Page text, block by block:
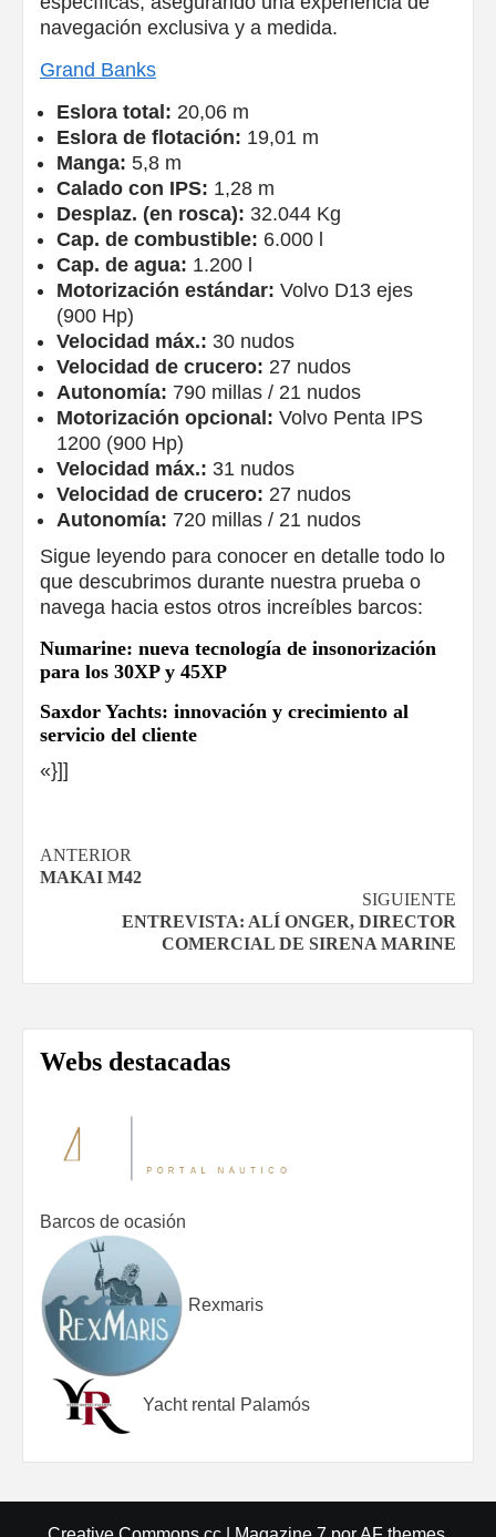
navegación exclusiva y a medida.
Grand Banks
Eslora total: 20,06 m
Eslora de flotación: 19,01 m
Manga: 5,8 m
Calado con IPS: 1,28 m
Desplaz. (en rosca): 32.044 Kg
Cap. de combustible: 6.000 l
Cap. de agua: 1.200 l
Motorización estándar: Volvo D13 ejes
(900 Hp)
Velocidad máx.: 30 nudos
Velocidad de crucero: 27 nudos
Autonomía: 790 millas / 21 nudos
Motorización opcional: Volvo Penta IPS
1200 (900 Hp)
Velocidad máx.: 31 nudos
Velocidad de crucero: 27 nudos
Autonomía: 720 millas / 21 nudos
Sigue leyendo para conocer en detalle todo lo
que descubrimos durante nuestra prueba o
navega hacia estos otros increíbles barcos:
Numarine: nueva tecnología de insonorización
para los 30XP y 45XP
Saxdor Yachts: innovación y crecimiento al
servicio del cliente
«}]]
Navegación
entradas
ANTERIOR
MAKAI M42
SIGUIENTE
ENTREVISTA: ALÍ ONGER, DIRECTOR
COMERCIAL DE SIRENA MARINE
Webs destacadas
Barcos de ocasión
Rexmaris
Yacht rental Palamós